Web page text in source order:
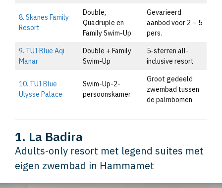
8. Skanes Family
Resort
Double,
Quadruple en
Family Swim-Up
Gevarieerd
aanbod voor 2 – 5
pers.
9. TUI Blue Aqi
Manar
Double + Family
Swim-Up
5-sterren all-
inclusive resort
10. TUI Blue
Ulysse Palace
Swim-Up-2-
persoonskamer
Groot gedeeld
zwembad tussen
de palmbomen
1. La Badira
Adults-only resort met legend suites met
eigen zwembad in Hammamet